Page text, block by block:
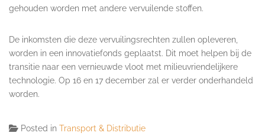
gehouden worden met andere vervuilende stoffen.
De inkomsten die deze vervuilingsrechten zullen opleveren,
worden in een innovatiefonds geplaatst. Dit moet helpen bij de
transitie naar een vernieuwde vloot met milieuvriendelijkere
technologie. Op 16 en 17 december zal er verder onderhandeld
worden.
Posted in Transport & Distributie